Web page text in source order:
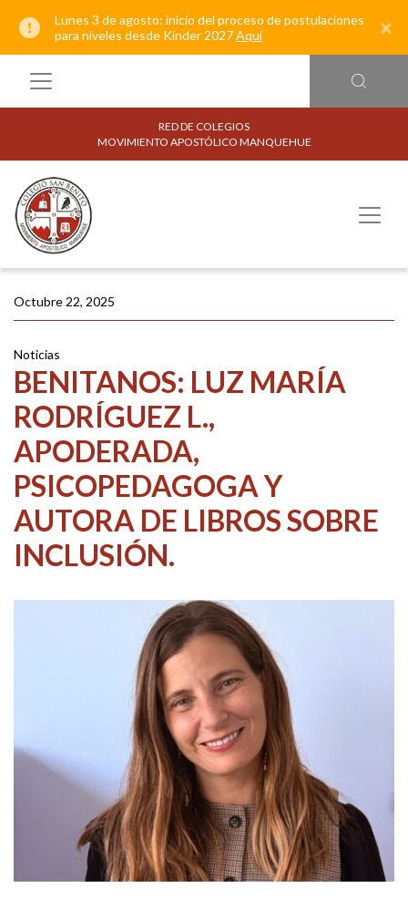
Lunes 3 de agosto: inicio del proceso de postulaciones
para niveles desde Kínder 2027Aquí ×
RED DE COLEGIOS
MOVIMIENTO APOSTÓLICO MANQUEHUE
Octubre 22, 2025
Noticias
BENITANOS: LUZ MARÍA
RODRÍGUEZ L.,
APODERADA,
PSICOPEDAGOGA Y
AUTORA DE LIBROS SOBRE
INCLUSIÓN.